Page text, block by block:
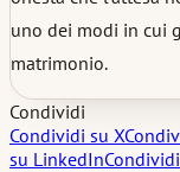
uno dei modi in cui
matrimonio.
Condividi
Condividi su X
su LinkedIn